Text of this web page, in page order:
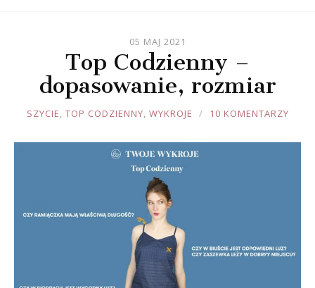
05 MAJ 2021
Top Codzienny –
dopasowanie, rozmiar
JOULE
SZYCIE, TOP CODZIENNY, WYKROJE 10 KOMENTARZY